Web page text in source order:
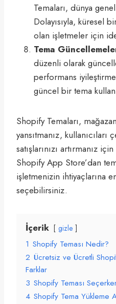
Temaları, dünya
Dolayısıyla, küresel
olan işletmeler için
Tema
düzenli olarak
performans
güncel bir tema
Shopify Temaları,
yansıtmanız,
satışlarınızı artırmanız
Shopify App Store’dan
işletmenizin ihtiyaçlarına
seçebilirsiniz.
İçerik gizle
1 Shopify Teması Nedir?
2 Ücretsiz ve Ücretli
Farklar
3 Shopify Teması
4 Shopify Tema Yükleme